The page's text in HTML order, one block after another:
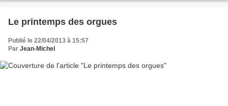
Le printemps des orgues
Publié le 22/04/2013 à 15:57
Par Jean-Michel